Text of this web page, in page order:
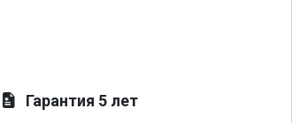
Гарантия 5 лет